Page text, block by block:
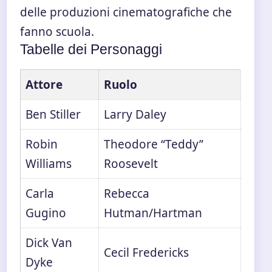
delle produzioni cinematografiche che
fanno scuola.
Tabelle dei Personaggi
Attore
Ruolo
Ben Stiller
Larry Daley
Robin
Williams
Theodore “Teddy”
Roosevelt
Carla
Gugino
Rebecca
Hutman/Hartman
Dick Van
Dyke
Cecil Fredericks